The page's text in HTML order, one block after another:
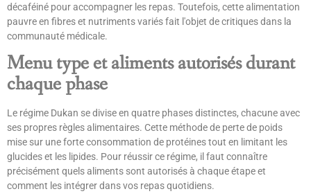
décaféiné pour accompagner les repas. Toutefois, cette alimentation
pauvre en fibres et nutriments variés fait l'objet de critiques dans la
communauté médicale.
Menu type et aliments autorisés durant
chaque phase
Le régime Dukan se divise en quatre phases distinctes, chacune avec
ses propres règles alimentaires. Cette méthode de perte de poids
mise sur une forte consommation de protéines tout en limitant les
glucides et les lipides. Pour réussir ce régime, il faut connaître
précisément quels aliments sont autorisés à chaque étape et
comment les intégrer dans vos repas quotidiens.